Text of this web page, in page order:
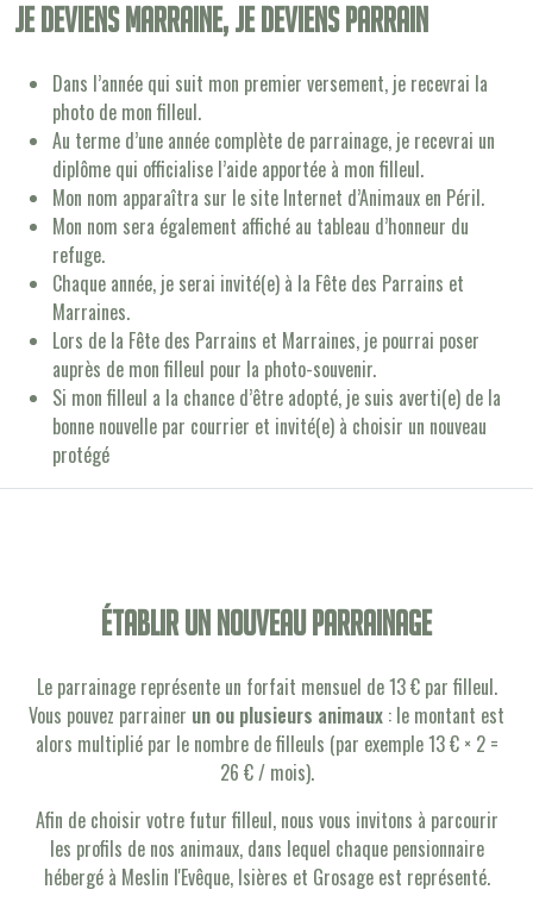
Je deviens Marraine, je deviens Parrain
Dans l’année qui suit mon premier versement, je recevrai la
photo de mon filleul.
Au terme d’une année complète de parrainage, je recevrai un
diplôme qui officialise l’aide apportée à mon filleul.
Mon nom apparaîtra sur le site Internet d’Animaux en Péril.
Mon nom sera également affiché au tableau d’honneur du
refuge.
Chaque année, je serai invité(e) à la Fête des Parrains et
Marraines.
Lors de la Fête des Parrains et Marraines, je pourrai poser
auprès de mon filleul pour la photo-souvenir.
Si mon filleul a la chance d’être adopté, je suis averti(e) de la
bonne nouvelle par courrier et invité(e) à choisir un nouveau
protégé
établir un nouveau parrainage
Le parrainage représente un forfait mensuel de 13 € par filleul.
Vous pouvez parrainer un ou plusieurs animaux : le montant est
alors multiplié par le nombre de filleuls (par exemple 13 € × 2 =
26 € / mois).
Afin de choisir votre futur filleul, nous vous invitons à parcourir
les profils de nos animaux, dans lequel chaque pensionnaire
hébergé à Meslin l'Evêque, Isières et Grosage est représenté.